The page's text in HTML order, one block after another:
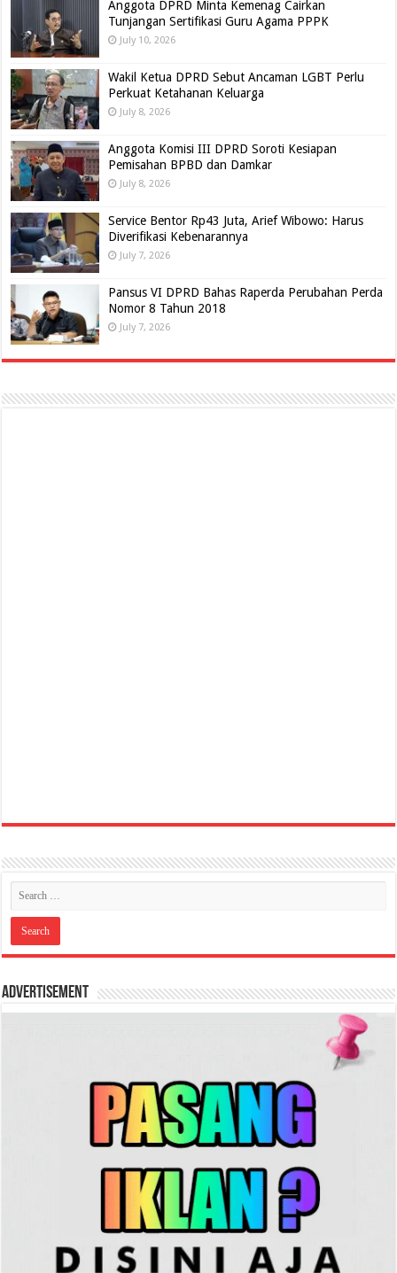
Anggota DPRD Minta Kemenag Cairkan
Tunjangan Sertifikasi Guru Agama PPPK
July 10, 2026
Wakil Ketua DPRD Sebut Ancaman LGBT Perlu
Perkuat Ketahanan Keluarga
July 8, 2026
Anggota Komisi III DPRD Soroti Kesiapan
Pemisahan BPBD dan Damkar
July 8, 2026
Service Bentor Rp43 Juta, Arief Wibowo: Harus
Diverifikasi Kebenarannya
July 7, 2026
Pansus VI DPRD Bahas Raperda Perubahan Perda
Nomor 8 Tahun 2018
July 7, 2026
Advertisement